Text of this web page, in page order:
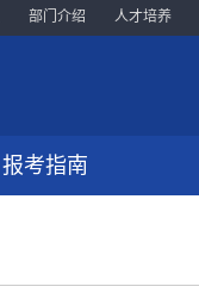
部门介绍 人才培养
报考指南